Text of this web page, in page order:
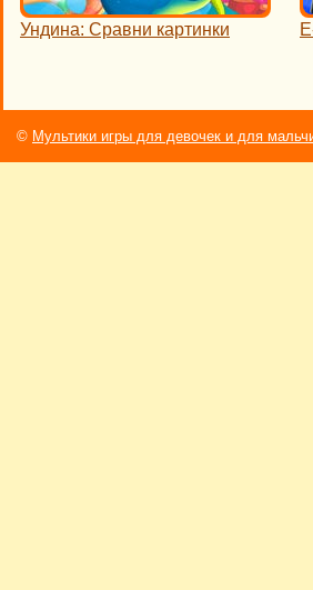
Ундина: Сравни картинки
© Мультики игры для девочек и для